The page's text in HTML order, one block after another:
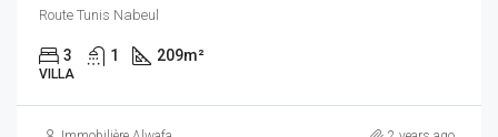
Route Tunis Nabeul
3 1 209m²
VILLA